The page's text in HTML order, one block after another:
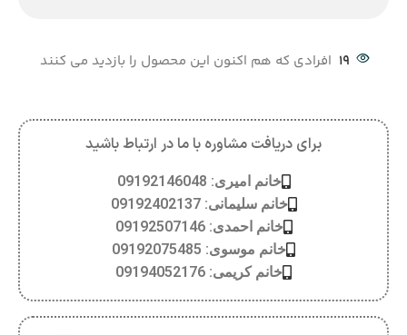
19 افرادی که هم اکنون این محصول را بازدید می کنند
برای دریافت مشاوره با ما در ارتباط باشید
خانم امیری: 09192146048
خانم سلیمانی: 09192402137
خانم احمدی: 09192507146
خانم موسوی: 09192075485
خانم کریمی: 09194052176